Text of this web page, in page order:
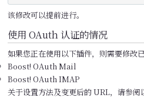
该修改可以提前进行。
使用 OAuth 认证的情况
如果您正在使用以下插件，则需要修改
Boost! OAuth Mail
Boost! OAuth IMAP
关于设置方法及变更后的 URL，请参阅